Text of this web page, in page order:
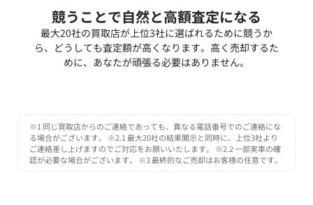
競うことで自然と高額査定になる
最大20社の買取店が上位3社に選ばれるために競うか
ら、どうしても査定額が高くなります。高く売却するた
めに、あなたが頑張る必要はありません。
※1 同じ買取店からのご連絡であっても、異なる電話番号でのご連絡にな
る場合がございます。 ※2.1 最大20社の結果開示と同時に、上位3社より
ご連絡差し上げますのでご対応をお願いいたします。 ※2.2 一部実車の確
認が必要な場合がございます。 ※3 最終的なご売却はお客様の任意です。